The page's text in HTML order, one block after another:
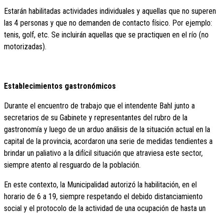
Estarán habilitadas actividades individuales y aquellas que no superen
las 4 personas y que no demanden de contacto físico. Por ejemplo:
tenis, golf, etc. Se incluirán aquellas que se practiquen en el río (no
motorizadas).
Establecimientos gastronómicos
Durante el encuentro de trabajo que el intendente Bahl junto a
secretarios de su Gabinete y representantes del rubro de la
gastronomía y luego de un arduo análisis de la situación actual en la
capital de la provincia, acordaron una serie de medidas tendientes a
brindar un paliativo a la difícil situación que atraviesa este sector,
siempre atento al resguardo de la población.
En este contexto, la Municipalidad autorizó la habilitación, en el
horario de 6 a 19, siempre respetando el debido distanciamiento
social y el protocolo de la actividad de una ocupación de hasta un